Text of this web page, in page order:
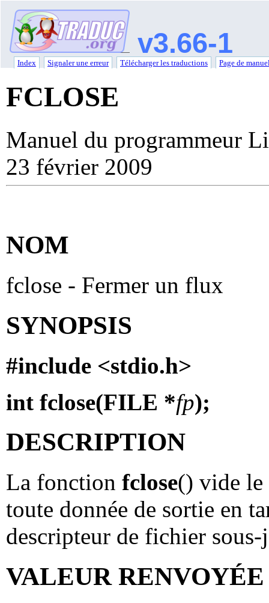
v3.66-1
Index Signaler une erreur Télécharger les traductions Page de
FCLOSE
Manuel du programmeur
23 février 2009
NOM
fclose - Fermer un flux
SYNOPSIS
#include <stdio.h>
int fclose(FILE *fp);
DESCRIPTION
La fonction fclose() vide
toute donnée de sortie en
descripteur de fichier
VALEUR RENVOYÉE